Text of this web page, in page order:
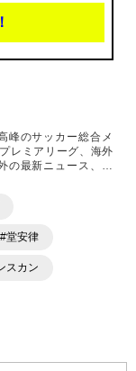
峰のサッカー総合メ
レミアリーグ、海外
の最新ニュース、コ
「TikTok」など、
#堂安律
スカン